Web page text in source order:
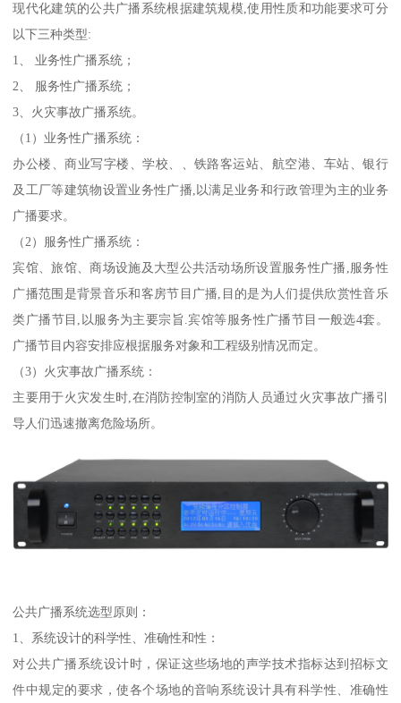
现代化建筑的公共广播系统根据建筑规模,使用性质和功能要求可分
以下三种类型:
1、 业务性广播系统；
2、 服务性广播系统；
3、火灾事故广播系统。
（1）业务性广播系统：
办公楼、商业写字楼、学校、、铁路客运站、航空港、车站、银行
及工厂等建筑物设置业务性广播,以满足业务和行政管理为主的业务
广播要求。
（2）服务性广播系统：
宾馆、旅馆、商场设施及大型公共活动场所设置服务性广播,服务性
广播范围是背景音乐和客房节目广播,目的是为人们提供欣赏性音乐
类广播节目,以服务为主要宗旨.宾馆等服务性广播节目一般选4套。
广播节目内容安排应根据服务对象和工程级别情况而定。
（3）火灾事故广播系统：
主要用于火灾发生时,在消防控制室的消防人员通过火灾事故广播引
导人们迅速撤离危险场所。
公共广播系统选型原则：
1、系统设计的科学性、准确性和性：
对公共广播系统设计时，保证这些场地的声学技术指标达到招标文
件中规定的要求，使各个场地的音响系统设计具有科学性、准确性